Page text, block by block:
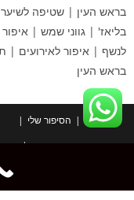
בראש העין | שטיפה
בליאז' | גווני שמש |
לנשף | איפור לאירועים
בראש העין
ראשי
הסיפור שלי
מספרה בראש העין
מספרה מומלצת בראש
מספרת נשים
תספורות